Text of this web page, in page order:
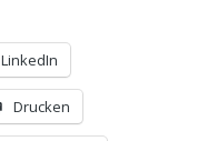
LinkedIn
Drucken